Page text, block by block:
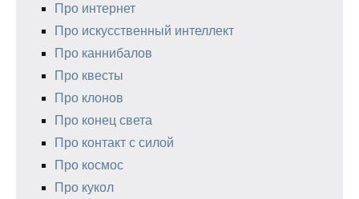
Про интернет
Про искусственный интеллект
Про каннибалов
Про квесты
Про клонов
Про конец света
Про контакт с силой
Про космос
Про кукол